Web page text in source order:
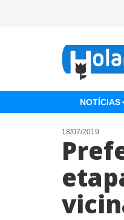
NOTÍCIAS
18/07/2019